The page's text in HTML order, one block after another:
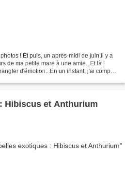
! Et puis, un après-midi de juin,il y a
de ma petite mare à une amie...Et là !
d'émotion...En un instant, j'ai compris
Hibiscus et Anthurium